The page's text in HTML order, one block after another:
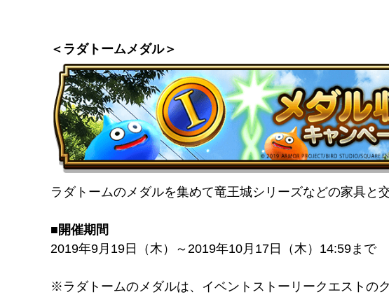
＜ラダトームメダル＞
ラダトームのメダルを集めて竜王城シリーズなどの家具と交
■開催期間
2019年9月19日（木）～2019年10月17日（木）14:59まで
※ラダトームのメダルは、イベントストーリークエストの